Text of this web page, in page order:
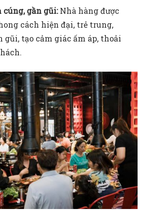
gần gũi:Nhà hàng được
cách hiện đại, trẻ trung,
gũi, tạo cảm giác ấm áp, thoải